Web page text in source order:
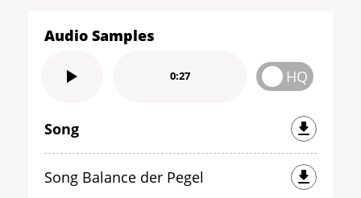
Audio Samples
0:27 HQ
Song
Song Balance der Pegel